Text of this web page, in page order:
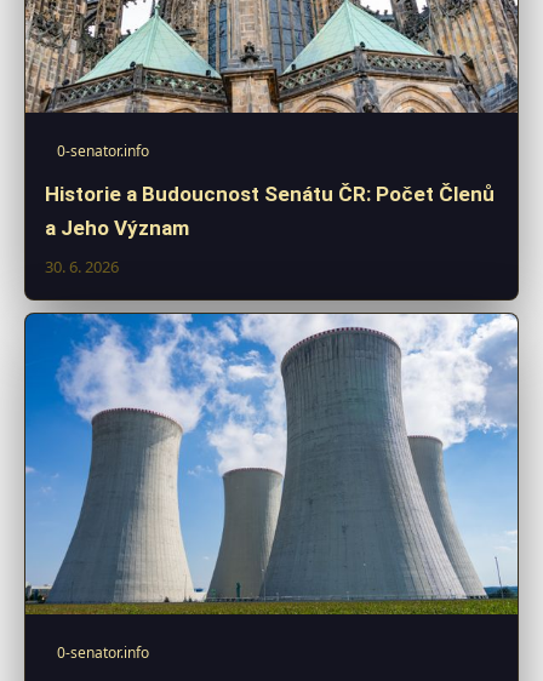
0-senator.info
Historie a Budoucnost Senátu ČR: Počet Členů
a Jeho Význam
30. 6. 2026
0-senator.info